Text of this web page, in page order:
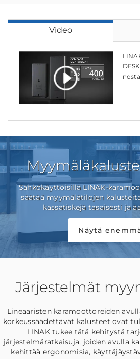
Video
Sähkökäyttöisillä LINAK-
säätää myymälätilojen
kassatiskejä tasaisesti ja
Näytä
Järjestelmät
Lineaaristen karamoottoreiden
korkeussäädettävät kalusteet ovat
LINAK tukee tätä kehitystä
järjestelmäratkaisuja, joiden avulla
kehittää ergonomisia,